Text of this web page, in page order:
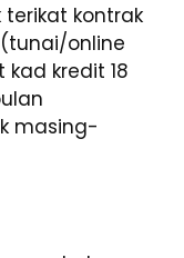
terikat kontrak
online
kredit 18
masing-